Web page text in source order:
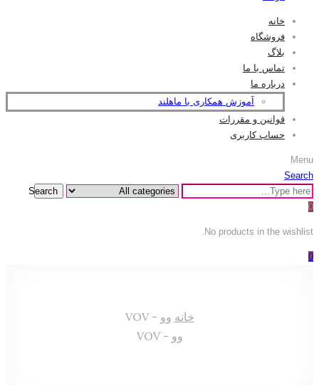
خانه
فروشگاه
بلاگ
تماس با ما
درباره ما
آموزش همکاری با ماهلند
قوانین و مقررات
حساب کاربری
Menu
Search
Search
0
No products in the wishlist.
0
خانه وو - VOV
وو - VOV